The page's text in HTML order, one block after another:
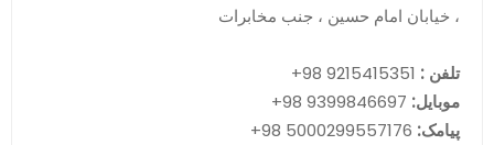
، خیابان امام حسین ، جنب مخابرات
تلفن :
موبایل:
پیامک: